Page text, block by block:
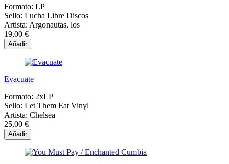
Formato: LP
Sello: Lucha Libre Discos
Artista: Argonautas, los
19,00 €
Añadir
Evacuate
Formato: 2xLP
Sello: Let Them Eat Vinyl
Artista: Chelsea
25,00 €
Añadir